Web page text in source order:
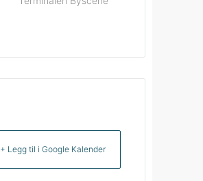
+ Legg til i Google Kalender